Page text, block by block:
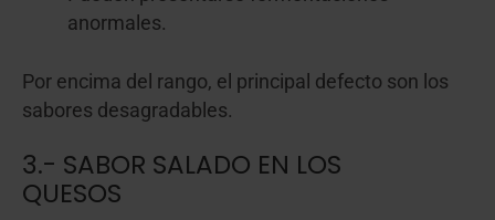
anormales.
Por encima del rango, el principal defecto son los
sabores desagradables.
3.- SABOR SALADO EN LOS
QUESOS